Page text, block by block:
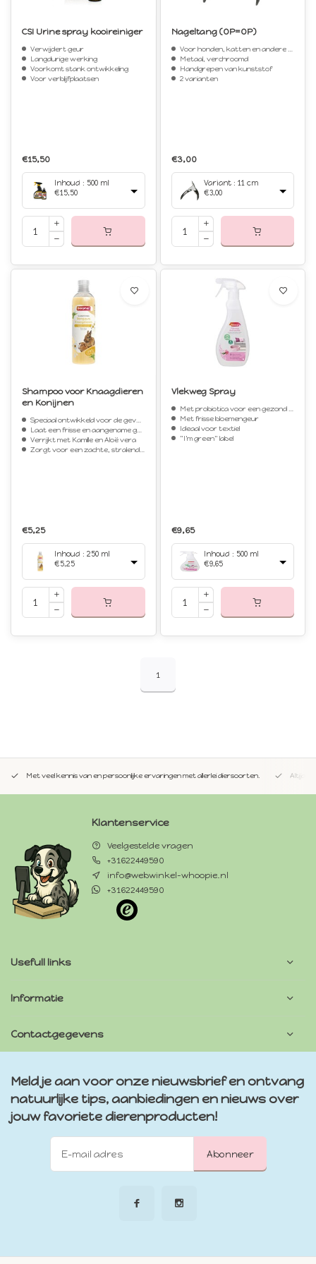
CSI Urine spray kooireiniger
Verwijdert geur
Langdurige werking
Voorkomt stank ontwikkeling
Voor verblijfplaatsen
€15,50
Inhoud : 500 ml
€15,50
Nageltang (OP=OP)
Voor honden, katten en andere kleindieren
Metaal, verchroomd
Handgrepen van kunststof
2 varianten
€3,00
Variant : 11 cm
€3,00
Shampoo voor Knaagdieren
en Konijnen
Speciaal ontwikkeld voor de gevoelige huid
Laat een frisse en aangename geur na
Verrijkt met Kamille en Aloë vera
Zorgt voor een zachte, stralende vacht
€5,25
Inhoud : 250 ml
€5,25
Vlekweg Spray
Met probiotica voor een gezond microbioom
Met frisse bloemengeur
Ideaal voor textiel
"I'm green" label
€9,65
Inhoud : 500 ml
€9,65
1
Met veel kennis van en persoonlijke ervaringen met allerlei diersoorten. Altijd
Klantenservice
Veelgestelde vragen
+31622449590
info@webwinkel-whoopie.nl
+31622449590
Usefull links
Informatie
Contactgegevens
Meld je aan voor onze nieuwsbrief en ontvang
natuurlijke tips, aanbiedingen en nieuws over
jouw favoriete dierenproducten!
Abonneer